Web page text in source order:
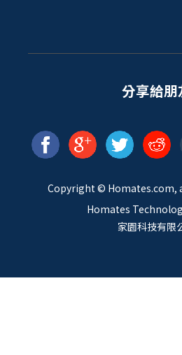
分享給朋
Copyright © Homates.com,
Homates
家園科技有限